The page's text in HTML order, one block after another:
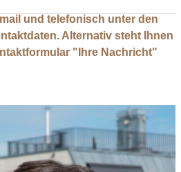
und telefonisch unter den
Alternativ steht Ihnen
"Ihre Nachricht"